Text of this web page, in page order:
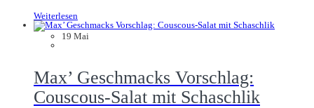
Weiterlesen
19 Mai
Max’ Geschmacks Vorschlag:
Couscous-Salat mit Schaschlik